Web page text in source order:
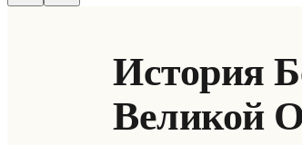
История
Великой